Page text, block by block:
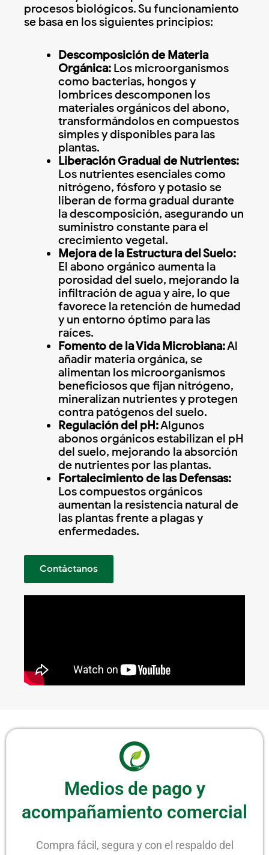
procesos biológicos. Su funcionamiento
se basa en los siguientes principios:
Descomposición de Materia
Orgánica: Los microorganismos
como bacterias, hongos y
lombrices descomponen los
materiales orgánicos del abono,
transformándolos en compuestos
simples y disponibles para las
plantas.
Liberación Gradual de Nutrientes:
Los nutrientes esenciales como
nitrógeno, fósforo y potasio se
liberan de forma gradual durante
la descomposición, asegurando un
suministro constante para el
crecimiento vegetal.
Mejora de la Estructura del Suelo:
El abono orgánico aumenta la
porosidad del suelo, mejorando la
infiltración de agua y aire, lo que
favorece la retención de humedad
y un entorno óptimo para las
raíces.
Fomento de la Vida Microbiana:Al
añadir materia orgánica, se
alimentan los microorganismos
beneficiosos que fijan nitrógeno,
mineralizan nutrientes y protegen
contra patógenos del suelo.
Regulación del pH:Algunos
abonos orgánicos estabilizan el pH
del suelo, mejorando la absorción
de nutrientes por las plantas.
Fortalecimiento de las Defensas:
Los compuestos orgánicos
aumentan la resistencia natural de
las plantas frente a plagas y
enfermedades.
Contáctanos
Medios de pago y
acompañamiento comercial
Compra fácil, segura y con el respaldo del